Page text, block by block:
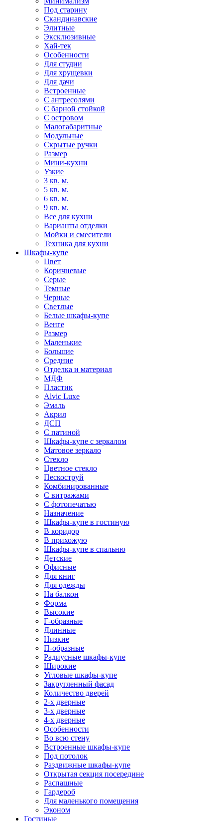
Под старину
Скандинавские
Элитные
Эксклюзивные
Хай-тек
Особенности
Для студии
Для хрущевки
Для дачи
Встроенные
С антресолями
С барной стойкой
С островом
Малогабаритные
Модульные
Скрытые ручки
Размер
Мини-кухни
Узкие
3 кв. м.
5 кв. м.
6 кв. м.
9 кв. м.
Все для кухни
Варианты отделки
Мойки и смесители
Техника для кухни
Шкафы-купе
Цвет
Коричневые
Серые
Темные
Черные
Светлые
Белые шкафы-купе
Венге
Размер
Маленькие
Большие
Средние
Отделка и материал
МДФ
Пластик
Alvic Luxe
Эмаль
Акрил
ДСП
С патиной
Шкафы-купе с зеркалом
Матовое зеркало
Стекло
Цветное стекло
Пескоструй
Комбинированные
С витражами
С фотопечатью
Назначение
Шкафы-купе в гостиную
В коридор
В прихожую
Шкафы-купе в спальню
Детские
Офисные
Для книг
Для одежды
На балкон
Форма
Высокие
Г-образные
Длинные
Низкие
П-образные
Радиусные шкафы-купе
Широкие
Угловые шкафы-купе
Закругленный фасад
Количество дверей
2-х дверные
3-х дверные
4-х дверные
Особенности
Во всю стену
Встроенные шкафы-купе
Под потолок
Раздвижные шкафы-купе
Открытая секция посередине
Распашные
Гардероб
Для маленького помещения
Эконом
Гостиные